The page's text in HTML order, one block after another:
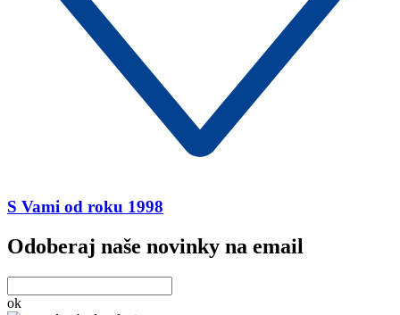
S Vami od roku 1998
Odoberaj naše novinky na email
ok